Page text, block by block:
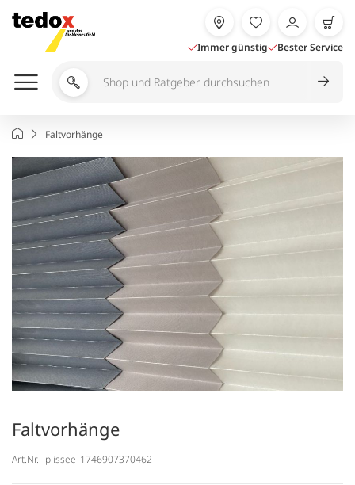
Inhalt
springen
Immer günstig Bester Service
Shop
durchsuchen
StartseiteFaltvorhänge
Faltvorhänge
Art.Nr.: plissee_1746907370462